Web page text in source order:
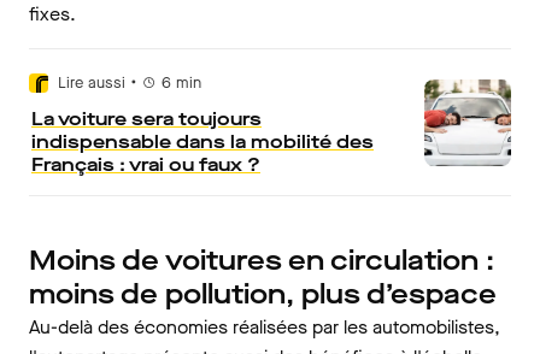
fixes.
Lire aussi • 6 min
La voiture sera toujours
indispensable dans la mobilité des
Français : vrai ou faux ?
Moins de voitures en circulation :
moins de pollution, plus d’espace
Au-delà des économies réalisées par les automobilistes,